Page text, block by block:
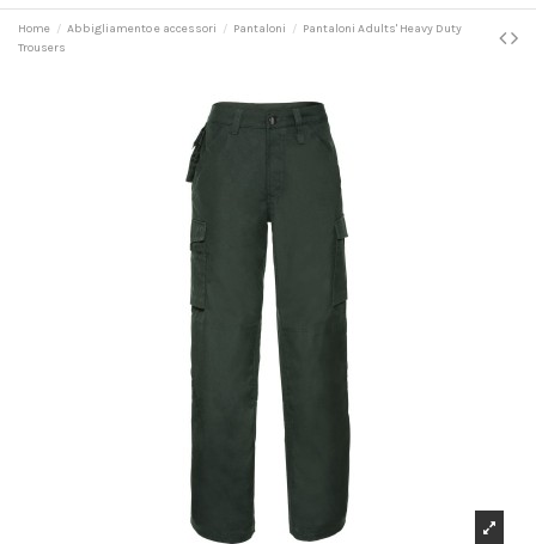
Home Abbigliamento e accessori Pantaloni
Pantaloni Adults' Heavy Duty
Trousers